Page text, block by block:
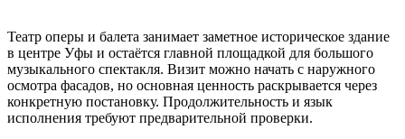
Театр оперы и балета занимает заметное историческое здание
в центре Уфы и остаётся главной площадкой для большого
музыкального спектакля. Визит можно начать с наружного
осмотра фасадов, но основная ценность раскрывается через
конкретную постановку. Продолжительность и язык
исполнения требуют предварительной проверки.